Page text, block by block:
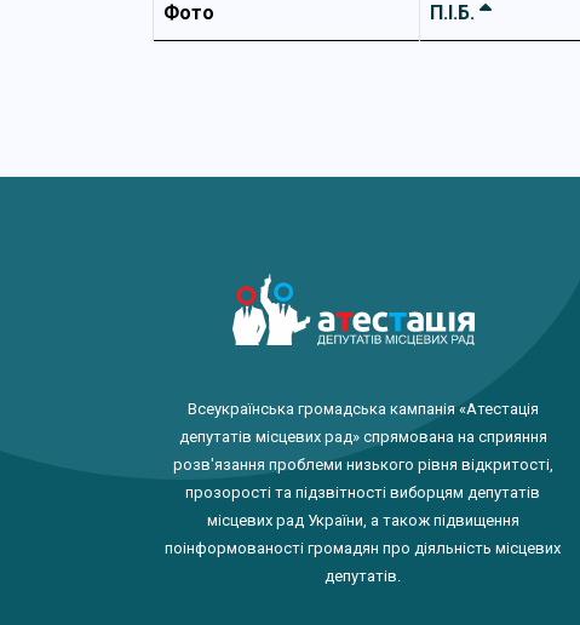
Фото П.І.Б.
Всеукраїнська громадська кампанія «Атестація
депутатів місцевих рад» спрямована на сприяння
розв'язання проблеми низького рівня відкритості,
прозорості та підзвітності виборцям депутатів
місцевих рад України, а також підвищення
поінформованості громадян про діяльність місцевих
депутатів.